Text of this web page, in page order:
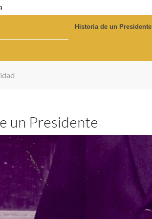
Historia de un Presidente
un Presidente